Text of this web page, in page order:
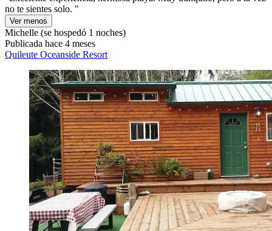
no te sientes solo. "
Ver menos
Michelle (se hospedó 1 noches)
Publicada hace 4 meses
Quileute Oceanside Resort